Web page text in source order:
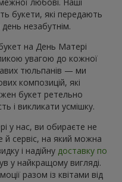
любові. Наші
букети, які передають
незабутнім.
на День Матері
увагою до кожної
тюльпанів — ми
композицій, які
букет ретельно
і викликати усмішку.
у нас, ви обираєте не
й сервіс, на який можна
і надійну доставку по
у найкращому вигляді.
разом із квітами від